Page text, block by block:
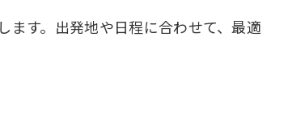
ます。出発地や日程に合わせて、最適